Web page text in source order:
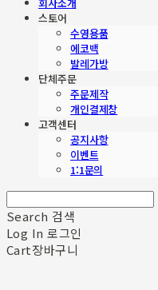
회사소개
스토어
수영용품
에코백
발레가방
단체주문
주문제작
개인결제창
고객센터
공지사항
이벤트
1:1문의
Search 검색
Log In 로그인
Cart장바구니